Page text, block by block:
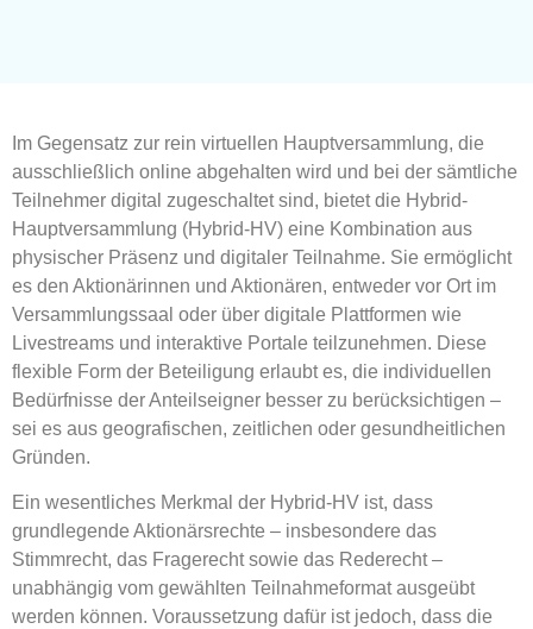
Im Gegensatz zur rein virtuellen Hauptversammlung, die
ausschließlich online abgehalten wird und bei der sämtliche
Teilnehmer digital zugeschaltet sind, bietet die Hybrid-
Hauptversammlung (Hybrid-HV) eine Kombination aus
physischer Präsenz und digitaler Teilnahme. Sie ermöglicht
es den Aktionärinnen und Aktionären, entweder vor Ort im
Versammlungssaal oder über digitale Plattformen wie
Livestreams und interaktive Portale teilzunehmen. Diese
flexible Form der Beteiligung erlaubt es, die individuellen
Bedürfnisse der Anteilseigner besser zu berücksichtigen –
sei es aus geografischen, zeitlichen oder gesundheitlichen
Gründen.
Ein wesentliches Merkmal der Hybrid-HV ist, dass
grundlegende Aktionärsrechte – insbesondere das
Stimmrecht, das Fragerecht sowie das Rederecht –
unabhängig vom gewählten Teilnahmeformat ausgeübt
werden können. Voraussetzung dafür ist jedoch, dass die